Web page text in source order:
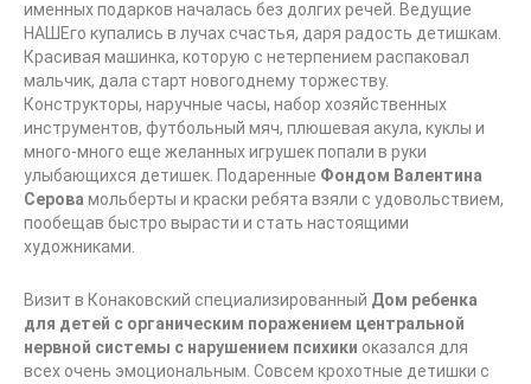
именных подарков началась без долгих речей. Ведущие
НАШЕго купались в лучах счастья, даря радость детишкам.
Красивая машинка, которую с нетерпением распаковал
мальчик, дала старт новогоднему торжеству.
Конструкторы, наручные часы, набор хозяйственных
инструментов, футбольный мяч, плюшевая акула, куклы и
много-много еще желанных игрушек попали в руки
улыбающихся детишек. Подаренные Фондом Валентина
Серова мольберты и краски ребята взяли с удовольствием,
пообещав быстро вырасти и стать настоящими
художниками.
Визит в Конаковский специализированный Дом ребенка
для детей с органическим поражением центральной
нервной системы с нарушением психики оказался для
всех очень эмоциональным. Совсем крохотные детишки с